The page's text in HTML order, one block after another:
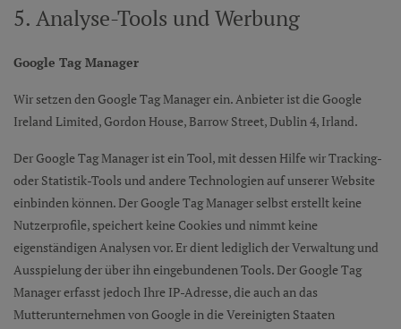
5. Analyse-Tools und Werbung
Google Tag Manager
Wir setzen den Google Tag Manager ein. Anbieter ist die Google
Ireland Limited, Gordon House, Barrow Street, Dublin 4, Irland.
Der Google Tag Manager ist ein Tool, mit dessen Hilfe wir Tracking-
oder Statistik-Tools und andere Technologien auf unserer Website
einbinden können. Der Google Tag Manager selbst erstellt keine
Nutzerprofile, speichert keine Cookies und nimmt keine
eigenständigen Analysen vor. Er dient lediglich der Verwaltung und
Ausspielung der über ihn eingebundenen Tools. Der Google Tag
Manager erfasst jedoch Ihre IP-Adresse, die auch an das
Mutterunternehmen von Google in die Vereinigten Staaten